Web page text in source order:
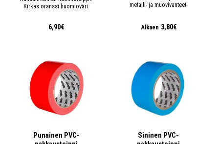
Kirkas oranssi huomioväri.
6,90€
metalli- ja muovivanteet.
Alkaen 3,80€
Punainen PVC-
Sininen PVC-